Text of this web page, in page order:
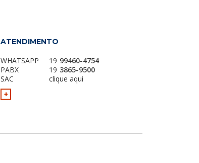
ATENDIMENTO
WHATSAPP
PABX
SAC
+
19 99460-4754
19 3865-9500
clique aqui